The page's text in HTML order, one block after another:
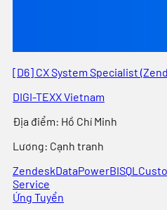
[D6] CX System Specialist
DIGI-TEXX Vietnam
Địa điểm: Hồ Chí Minh
Lương: Cạnh tranh
ZendeskDataPowerBISQL
Service
Ứng Tuyển